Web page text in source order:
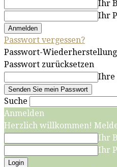
Ihr
Ihr
Passwort vergessen?
Passwort-Wiederherstellung
Passwort zurücksetzen
Ihre
Suche
Anmelden
Herzlich willkommen!
Ihr
Ihr